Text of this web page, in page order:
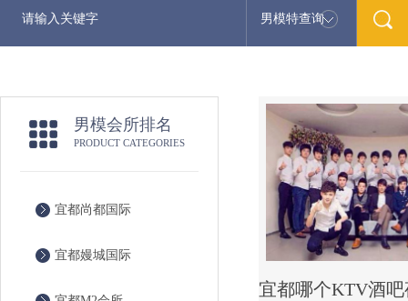
男模特查询
男模会所排名
PRODUCT CATEGORIES
宜都尚都国际
宜都嫚城国际